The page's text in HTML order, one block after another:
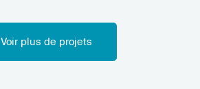
Voir plus de projets